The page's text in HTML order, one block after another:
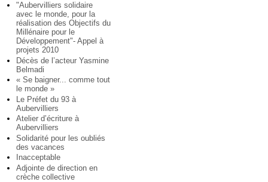
"Aubervilliers solidaire
avec le monde, pour la
réalisation des Objectifs du
Millénaire pour le
Développement"- Appel à
projets 2010
Décès de l’acteur Yasmine
Belmadi
« Se baigner... comme tout
le monde »
Le Préfet du 93 à
Aubervilliers
Atelier d’écriture à
Aubervilliers
Solidarité pour les oubliés
des vacances
Inacceptable
Adjointe de direction en
crèche collective